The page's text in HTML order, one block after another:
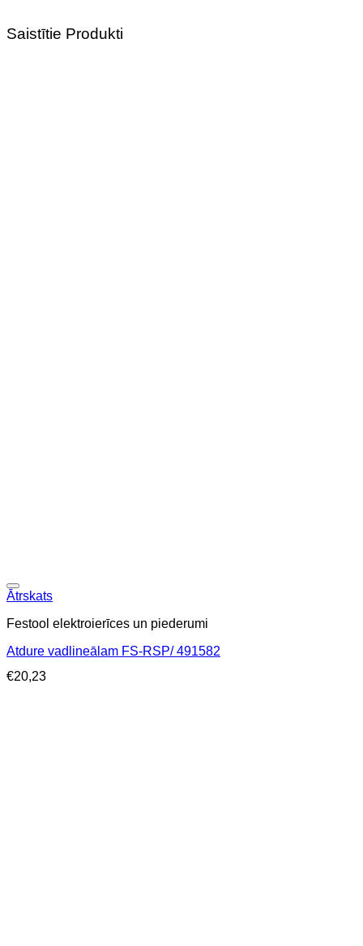
Saistītie Produkti
Ātrskats
Festool elektroierīces un piederumi
Atdure vadlineālam FS-RSP/ 491582
€20,23